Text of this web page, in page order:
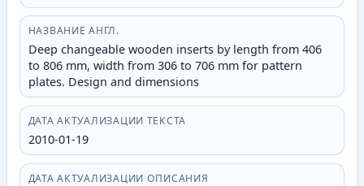
НАЗВАНИЕ АНГЛ.
Deep changeable wooden inserts by length from 406
to 806 mm, width from 306 to 706 mm for pattern
plates. Design and dimensions
ДАТА АКТУАЛИЗАЦИИ ТЕКСТА
2010-01-19
ДАТА АКТУАЛИЗАЦИИ ОПИСАНИЯ